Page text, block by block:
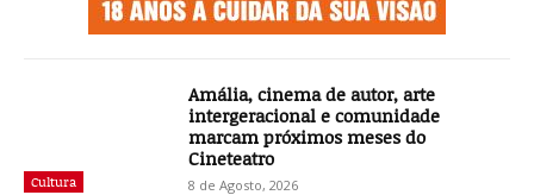
Cultura
Amália, cinema de autor, arte
intergeracional e comunidade
marcam próximos meses do
Cineteatro
8 de Agosto, 2026